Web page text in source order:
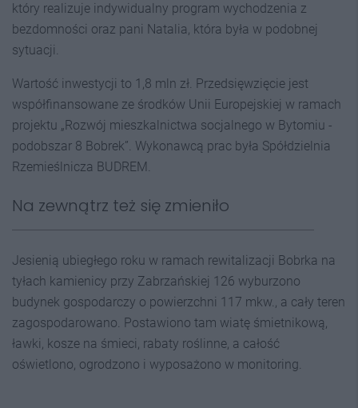
który realizuje indywidualny program wychodzenia z
bezdomności oraz pani Natalia, która była w podobnej
sytuacji.
Wartość inwestycji to 1,8 mln zł. Przedsięwzięcie jest
współfinansowane ze środków Unii Europejskiej w ramach
projektu „Rozwój mieszkalnictwa socjalnego w Bytomiu -
podobszar 8 Bobrek”. Wykonawcą prac była Spółdzielnia
Rzemieślnicza BUDREM.
Na zewnątrz też się zmieniło
Jesienią ubiegłego roku w ramach rewitalizacji Bobrka na
tyłach kamienicy przy Zabrzańskiej 126 wyburzono
budynek gospodarczy o powierzchni 117 mkw., a cały teren
zagospodarowano. Postawiono tam wiatę śmietnikową,
ławki, kosze na śmieci, rabaty roślinne, a całość
oświetlono, ogrodzono i wyposażono w monitoring.